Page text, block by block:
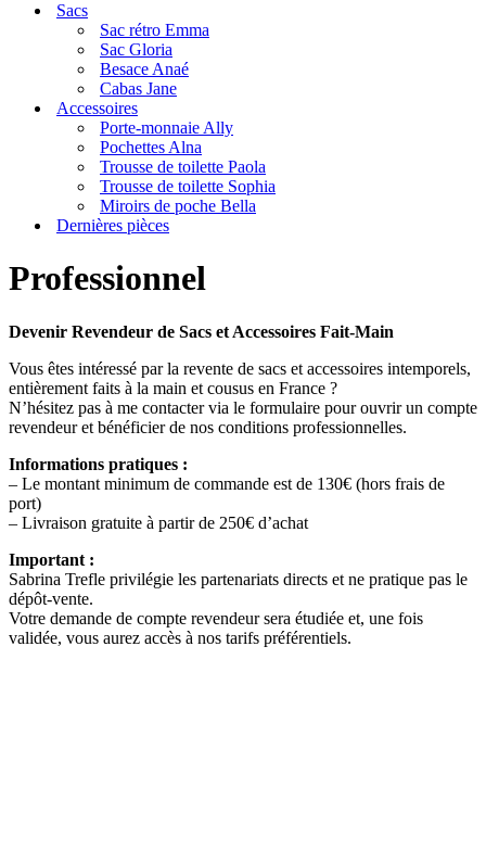
navigation
Sacs
Sac rétro Emma
Sac Gloria
Besace Anaé
Cabas Jane
Accessoires
Porte-monnaie Ally
Pochettes Alna
Trousse de toilette Paola
Trousse de toilette Sophia
Miroirs de poche Bella
Dernières pièces
Professionnel
Devenir Revendeur de Sacs et Accessoires Fait-Main
Vous êtes intéressé par la revente de sacs et accessoires intemporels,
entièrement faits à la main et cousus en France ?
N’hésitez pas à me contacter via le formulaire pour ouvrir un compte
revendeur et bénéficier de nos conditions professionnelles.
Informations pratiques :
– Le montant minimum de commande est de 130€ (hors frais de
port)
– Livraison gratuite à partir de 250€ d’achat
Important :
Sabrina Trefle privilégie les partenariats directs et ne pratique pas le
dépôt-vente.
Votre demande de compte revendeur sera étudiée et, une fois
validée, vous aurez accès à nos tarifs préférentiels.